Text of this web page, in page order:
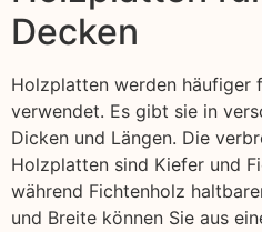
Decken
Holzplatten werden häufiger
verwendet. Es gibt sie in
Dicken und Längen. Die
Holzplatten sind Kiefer und
während Fichtenholz
und Breite können Sie aus